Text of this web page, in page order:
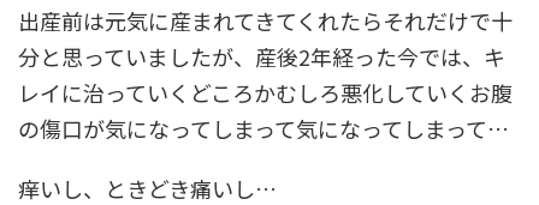
出産前は元気に産まれてきてくれたらそれだけで十
分と思っていましたが、産後2年経った今では、キ
レイに治っていくどころかむしろ悪化していくお腹
の傷口が気になってしまって気になってしまって…
痒いし、ときどき痛いし…